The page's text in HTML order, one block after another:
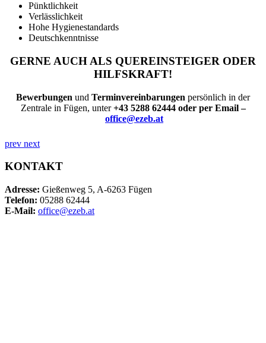
Pünktlichkeit
Verlässlichkeit
Hohe Hygienestandards
Deutschkenntnisse
GERNE AUCH ALS QUEREINSTEIGER ODER
HILFSKRAFT!
Bewerbungen und Terminvereinbarungen persönlich in der
Zentrale in Fügen, unter+43 5288 62444 oder per Email –
office@ezeb.at
prev next
KONTAKT
Adresse: Gießenweg 5, A-6263 Fügen
Telefon: 05288 62444
E-Mail: office@ezeb.at